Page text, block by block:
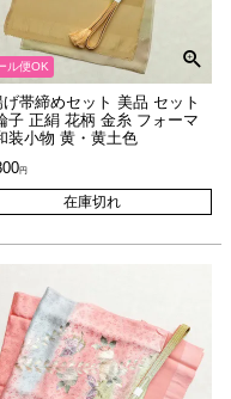
ル便OK
げ帯締めセット 美品 セット
子 正絹 花柄 金糸 フォーマ
装小物 黄・黄土色
在庫切れ